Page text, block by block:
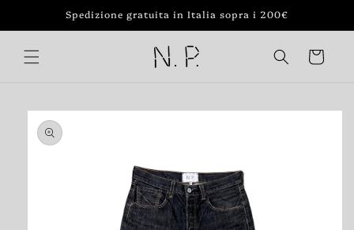
direttamente
ai contenuti
Spedizione gratuita in Italia sopra i 200€
Carrello
Passa alle
informazioni
sul prodotto